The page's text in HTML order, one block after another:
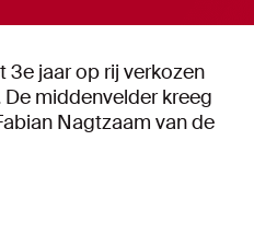
3e jaar op rij verkozen
middenvelder kreeg
Nagtzaam van de